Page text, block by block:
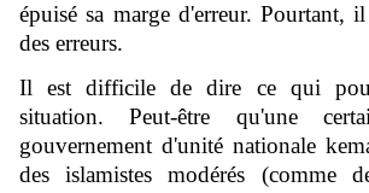
épuisé sa marge d'erreur. Pourtant,
des erreurs.
Il est difficile de dire ce qui
situation. Peut-être qu'une
gouvernement d'unité nationale
des islamistes modérés (comme